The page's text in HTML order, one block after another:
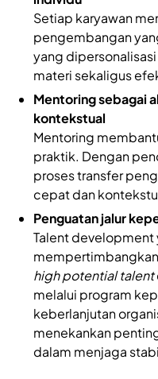
Setiap karyawan
pengembangan
yang
materi sekaligus
Mentoring sebagai
kontekstual
Mentoring
praktik. Dengan
proses transfer
cepat dan
Penguatan jalur
Talent development
high potential talent
melalui program
keberlanjutan
menekankan
dalam menjaga